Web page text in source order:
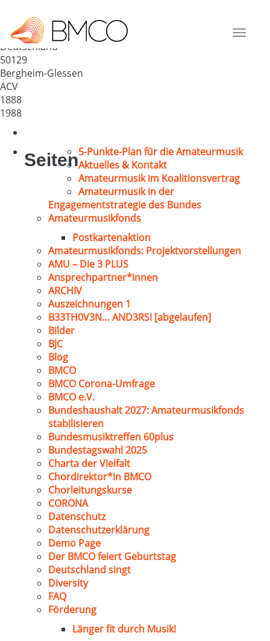
Toggle
Glessen
Deutschland
50129
Bergheim-Glessen
ACV
1888
1988
Seiten5-Punkte-Plan für die Amateurmusik
Aktuelles & Kontakt
Amateurmusik im Koalitionsvertrag
Amateurmusik in der
Engagementstrategie des Bundes
Amateurmusikfonds
Postkartenaktion
Amateurmusikfonds: Projektvorstellungen
AMU – Die 3 PLUS
Ansprechpartner*innen
ARCHIV
Auszeichnungen 1
B33TH0V3N… AND3RS! [abgelaufen]
Bilder
BJC
Blog
BMCO
BMCO Corona-Umfrage
BMCO e.V.
Bundeshaushalt 2027: Amateurmusikfonds
stabilisieren
Bundesmusiktreffen 60plus
Bundestagswahl 2025
Charta der Vielfalt
Chordirektor*in BMCO
Chorleitungskurse
CORONA
Datenschutz
Datenschutzerklärung
Demo Page
Der BMCO feiert Geburtstag
Deutschland singt
Diversity
FAQ
Förderung
Länger fit durch Musik!